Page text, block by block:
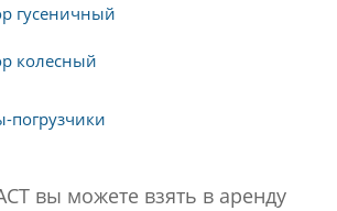
гусеничный
колесный
погрузчики
вы можете взять в аренду